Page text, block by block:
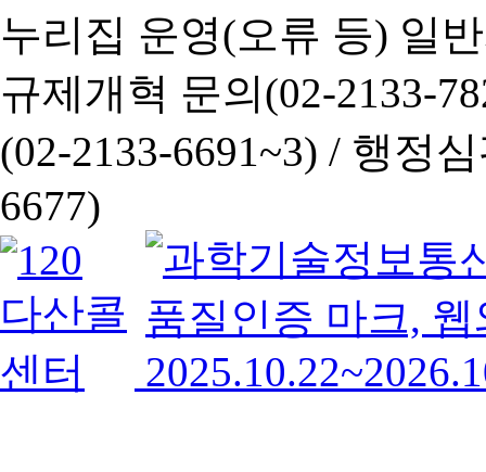
누리집 운영(오류 등) 일
규제개혁 문의(02-2133-
(02-2133-6691~3) / 행정심
6677)